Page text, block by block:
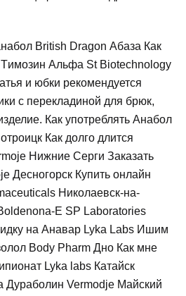
British Dragon Абаза Как
Tимозин Альфа St Biotechnology
и юбки рекомендуется
с перекладиной для брюк,
Как употреблять Анабол
Как долго длится
Нижние Серги Заказать
Десногорск Купить онлайн
Николаевск-на-
E SP Laboratories
на Анавар Lyka Labs Ишим
Body Pharm Дно Как мне
Lyka labs Катайск
Дураболин Vermodje Майский